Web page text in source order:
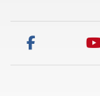
facebook